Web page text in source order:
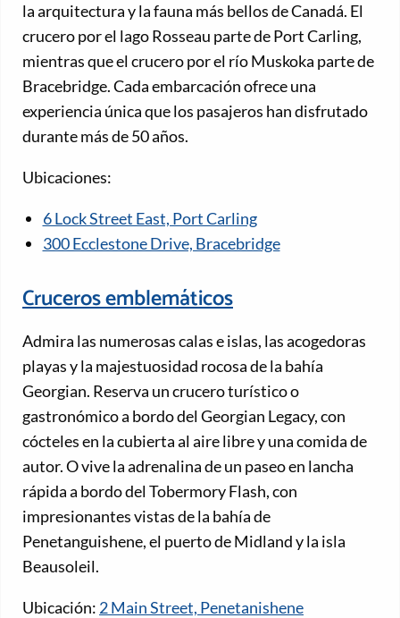
la arquitectura y la fauna más bellos de Canadá. El
crucero por el lago Rosseau parte de Port Carling,
mientras que el crucero por el río Muskoka parte de
Bracebridge. Cada embarcación ofrece una
experiencia única que los pasajeros han disfrutado
durante más de 50 años.
Ubicaciones:
6 Lock Street East, Port Carling
300 Ecclestone Drive, Bracebridge
Cruceros emblemáticos
Admira las numerosas calas e islas, las acogedoras
playas y la majestuosidad rocosa de la bahía
Georgian. Reserva un crucero turístico o
gastronómico a bordo del Georgian Legacy, con
cócteles en la cubierta al aire libre y una comida de
autor. O vive la adrenalina de un paseo en lancha
rápida a bordo del Tobermory Flash, con
impresionantes vistas de la bahía de
Penetanguishene, el puerto de Midland y la isla
Beausoleil.
Ubicación: 2 Main Street, Penetanishene